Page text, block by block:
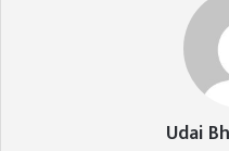
Udai